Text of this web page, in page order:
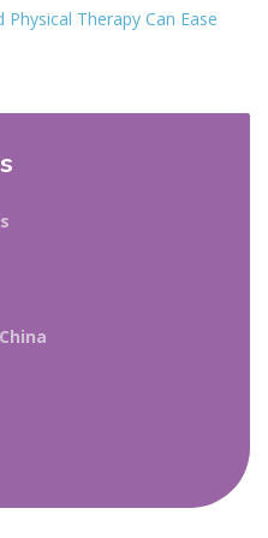
Physical Therapy Can Ease